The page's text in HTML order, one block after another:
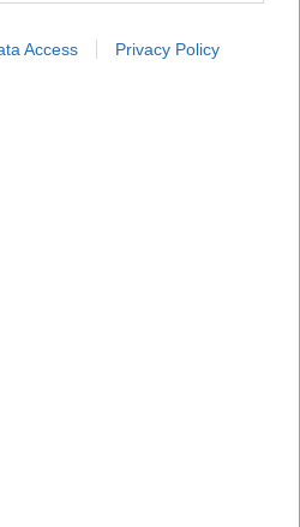
Access Privacy Policy